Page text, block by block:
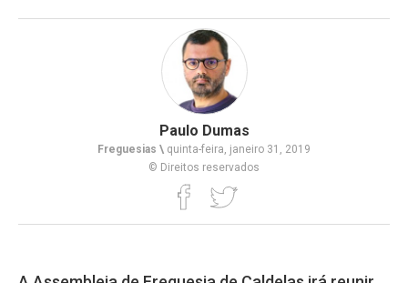
Paulo Dumas
Freguesias \ quinta-feira, janeiro 31, 2019
© Direitos reservados